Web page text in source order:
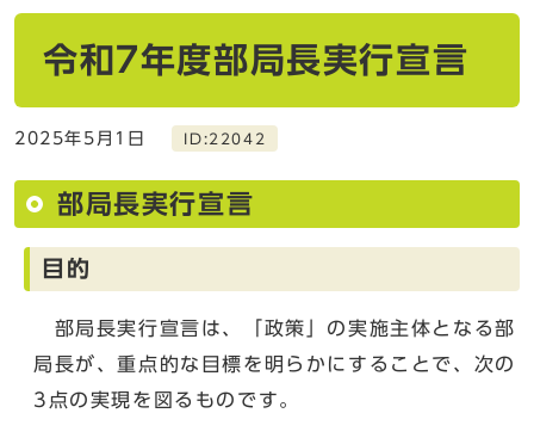
令和7年度部局長実行宣言
2025年5月1日 ID:22042
部局長実行宣言
目的
部局長実行宣言は、「政策」の実施主体となる部
局長が、重点的な目標を明らかにすることで、次の
3点の実現を図るものです。